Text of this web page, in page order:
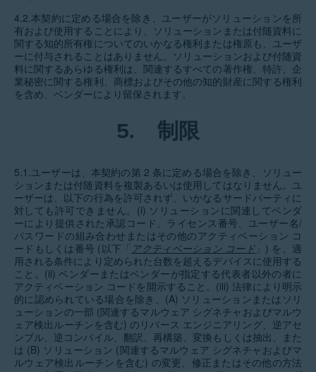
4.2.本契約に定める場合を除き、ユーザーがソリューションを所
有および使用することにより、ソリューションまたは付随資料に
関する知的所有権についてのいかなる権利または権原も、ユーザ
ーに付与されることはありません。ソリューションおよび付随資
料に関するあらゆる権利は、関連するすべての著作権、特許、企
業秘密に関する権利、商標およびその他の知的財産に関する権利
を含め、ベンダーにより留保されます。
5. 制限
5.1.ユーザーは、本契約の第 2 条に定める場合を除き、ソリュー
ションまたは付随資料を複製あるいは使用してはなりません。ユ
ーザーは、以下の行為を許可されず、いかなるサードパーティに
対しても許可できません。(i) ソリューションに関連してベンダ
ーにより提供された承認コード、ライセンス番号、ユーザー名/
パスワードの組み合わせまたはその他のアクティベーション コ
ードもしくは番号 (以下「 アクティベーション コード」) を、適
用される条件により定められた台数を超えるデバイスに使用する
こと。(ii) ベンダーまたはベンダーが指定する代表者以外の者に
アクティベーション コードを開示すること。(iii) 法律により明示
的に認められている場合を除き、(A) ソリューションまたはソリ
ューションの一部 (関連するマルウェア シグネチャおよびマルウ
ェア検出ルーチンを含む) のリバース エンジニアリング、逆アセ
ンブル、逆コンパイル、翻訳、再構築、変換もしくは抽出、また
は (B) ソリューション (関連するマルウェア シグネチャおよびマ
ルウェア検出ルーチンを含む) の変更、修正またはその他の方法